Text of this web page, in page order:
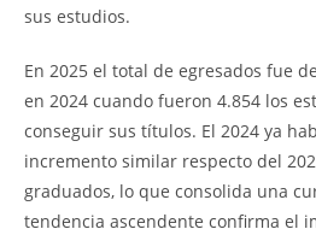
sus estudios.
En 2025 el total de egresados fue
en 2024 cuando fueron 4.854 los
conseguir sus títulos. El 2024 ya
incremento similar respecto del
graduados, lo que consolida una
tendencia ascendente confirma el